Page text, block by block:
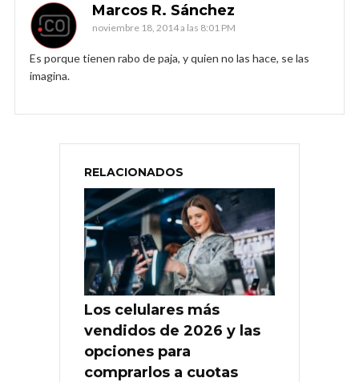
Marcos R. Sánchez
noviembre 18, 2014 a las 8:01 PM
Es porque tienen rabo de paja, y quien no las hace, se las
imagina.
RELACIONADOS
Los celulares más
vendidos de 2026 y las
opciones para
comprarlos a cuotas